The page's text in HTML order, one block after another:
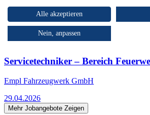
Top Arbeitgeber
Kaltenbach
29.04.2026
Servicetechniker – Bereich
Empl Fahrzeugwerk GmbH
29.04.2026
Mehr Jobangebote Zeigen
Alle akzeptieren
Nein, anpassen